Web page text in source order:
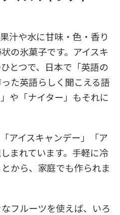
汁や水に甘味・色・香り
の氷菓子です。アイスキ
とつで、日本で「英語の
た英語らしく聞こえる語
や「ナイター」もそれに
アイスキャンデー」「ア
まれています。手軽に冷
から、家庭でも作られま
フルーツを使えば、いろ